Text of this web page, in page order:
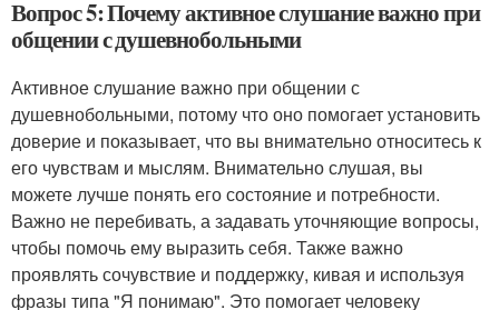
Вопрос 5: Почему активное слушание важно при
общении с душевнобольными
Активное слушание важно при общении с
душевнобольными, потому что оно помогает установить
доверие и показывает, что вы внимательно относитесь к
его чувствам и мыслям. Внимательно слушая, вы
можете лучше понять его состояние и потребности.
Важно не перебивать, а задавать уточняющие вопросы,
чтобы помочь ему выразить себя. Также важно
проявлять сочувствие и поддержку, кивая и используя
фразы типа "Я понимаю". Это помогает человеку